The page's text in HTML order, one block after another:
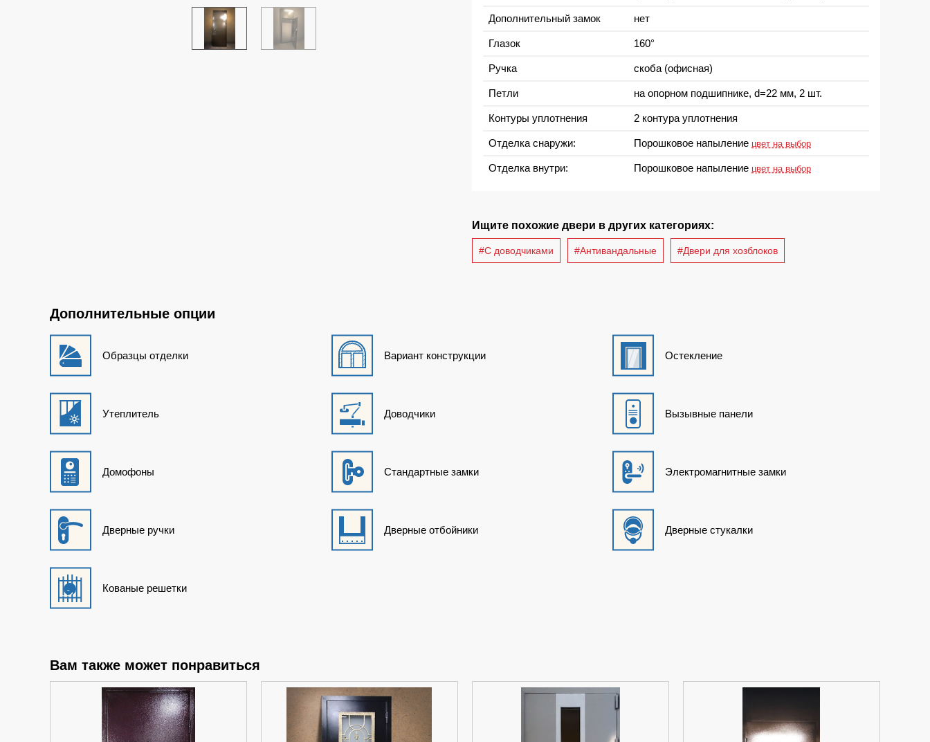
Дополнительный замок нет
Глазок 160°
Ручка скоба (офисная)
Петли на опорном подшипнике, d=22 мм, 2 шт.
Контуры уплотнения 2 контура уплотнения
Отделка снаружи: Порошковое напыление цвет на выбор
Отделка внутри: Порошковое напыление цвет на выбор
Ищите похожие двери в других категориях:
#С доводчиками #Антивандальные #Двери для хозблоков
Дополнительные опции
Образцы отделки Вариант конструкции Остекление
Утеплитель Доводчики Вызывные панели
Домофоны Стандартные замки Электромагнитные замки
Дверные ручки Дверные отбойники Дверные стукалки
Кованые решетки
Вам также может понравиться